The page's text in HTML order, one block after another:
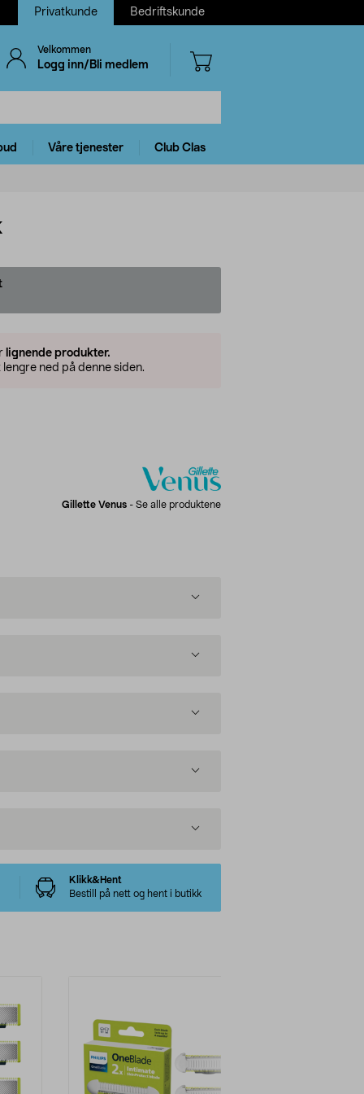
Privatkunde Bedriftskunde
Velkommen
Logg inn/Bli medlem
Våre tjenester Club Clas
lignende produkter.
ned på denne siden.
Gillette Venus - Se alle produktene
Klikk&Hent
Bestill på nett og hent i butikk